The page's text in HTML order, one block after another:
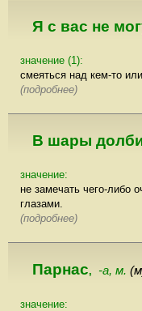
Я с вас не
значение (1):
смеяться над кем-то
(подробнее)
В шары
значение:
не замечать чего-либо
глазами.
(подробнее)
Парнас, -а, м.
значение: